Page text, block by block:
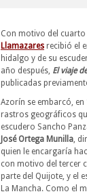
Con motivo del
Llamazares recibió el
hidalgo y de su
año después, El viaje
publicadas
Azorín se embarcó,
rastros geográficos
escudero Sancho
José Ortega Munilla,
quien le encargaría
con motivo del tercer
parte del Quijote, y el
La Mancha. Como el